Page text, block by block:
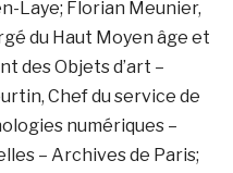
Laye; Florian Meunier,
du Haut Moyen âge et
des Objets d’art –
Chef du service de
numériques –
– Archives de Paris;